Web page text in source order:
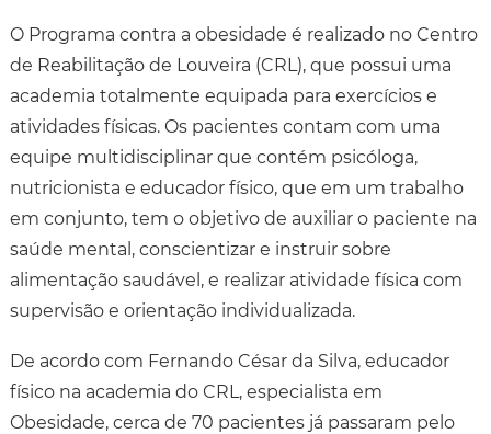
O Programa contra a obesidade é realizado no Centro
de Reabilitação de Louveira (CRL), que possui uma
academia totalmente equipada para exercícios e
atividades físicas. Os pacientes contam com uma
equipe multidisciplinar que contém psicóloga,
nutricionista e educador físico, que em um trabalho
em conjunto, tem o objetivo de auxiliar o paciente na
saúde mental, conscientizar e instruir sobre
alimentação saudável, e realizar atividade física com
supervisão e orientação individualizada.
De acordo com Fernando César da Silva, educador
físico na academia do CRL, especialista em
Obesidade, cerca de 70 pacientes já passaram pelo